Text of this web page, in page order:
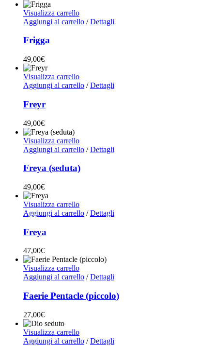
Visualizza carrello
Aggiungi al carrello / Dettagli
Frigga
49,00€
Visualizza carrello
Aggiungi al carrello / Dettagli
Freyr
49,00€
Visualizza carrello
Aggiungi al carrello / Dettagli
Freya (seduta)
49,00€
Visualizza carrello
Aggiungi al carrello / Dettagli
Freya
47,00€
Visualizza carrello
Aggiungi al carrello / Dettagli
Faerie Pentacle (piccolo)
27,00€
Visualizza carrello
Aggiungi al carrello / Dettagli